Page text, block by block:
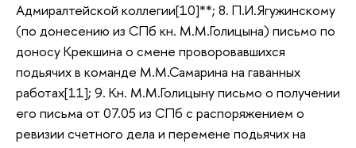
Адмиралтейской коллегии[10]**; 8. П.И.Ягужинскому
(по донесению из СПб кн. М.М.Голицына) письмо по
доносу Крекшина о смене проворовавшихся
подьячих в команде М.М.Самарина на гаванных
работах[11]; 9. Кн. М.М.Голицыну письмо о получении
его письма от 07.05 из СПб с распоряжением о
ревизии счетного дела и перемене подьячих на